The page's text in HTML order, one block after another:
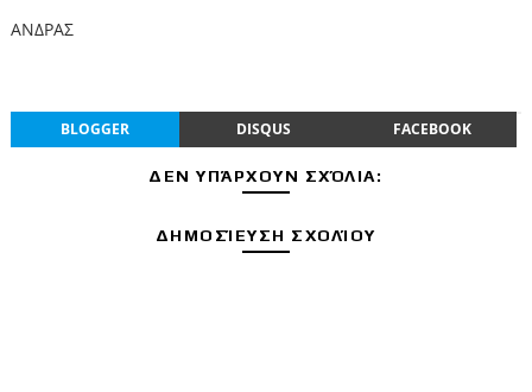
ΑΝΔΡΑΣ
BLOGGER DISQUS FACEBOOK
ΔΕΝ ΥΠΆΡΧΟΥΝ ΣΧΌΛΙΑ:
ΔΗΜΟΣΊΕΥΣΗ ΣΧΟΛΊΟΥ